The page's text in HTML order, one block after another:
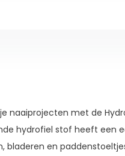
naaiprojecten met de
hydrofiel stof heeft een
bladeren en